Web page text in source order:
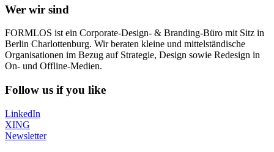
Wer wir sind
FORMLOS ist ein Corporate-Design- & Branding-Büro mit Sitz in
Berlin Charlottenburg. Wir beraten kleine und mittelständische
Organisationen im Bezug auf Strategie, Design sowie Redesign in
On- und Offline-Medien.
Follow us if you like
LinkedIn
XING
Newsletter